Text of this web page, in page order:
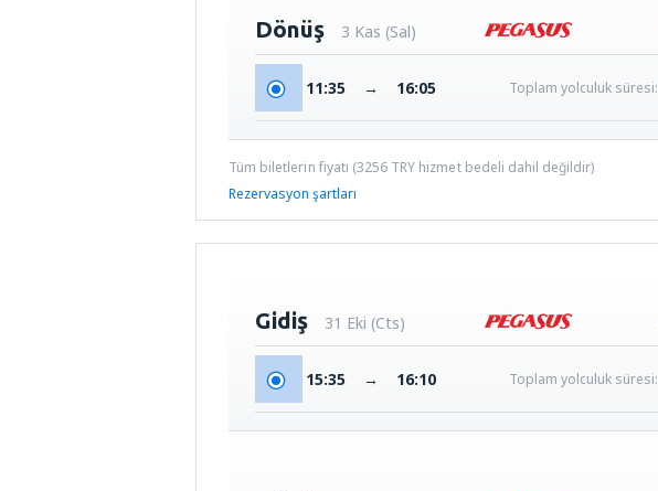
Dönüş 3 Kas (Sal)
11:35 → 16:05 Toplam yolculuk süresi:
Tüm biletlerin fiyatı (3256 TRY hizmet bedeli dahil değildir)
Rezervasyon şartları
Gidiş 31 Eki (Cts)
15:35 → 16:10 Toplam yolculuk süresi: